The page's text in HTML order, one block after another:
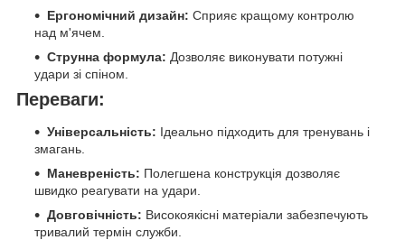
Ергономічний дизайн: Сприяє кращому контролю
над м'ячем.
Струнна формула: Дозволяє виконувати потужні
удари зі спіном.
Переваги:
Універсальність: Ідеально підходить для тренувань і
змагань.
Маневреність: Полегшена конструкція дозволяє
швидко реагувати на удари.
Довговічність: Високоякісні матеріали забезпечують
тривалий термін служби.